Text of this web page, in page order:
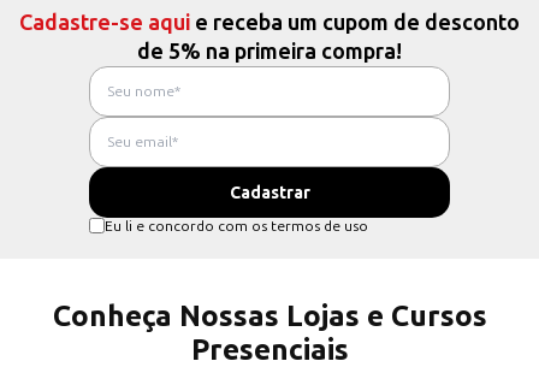
Cadastre-se aqui e receba um cupom de desconto
de 5% na primeira compra!
Eu li e concordo com os termos de uso
Conheça Nossas Lojas e Cursos
Presenciais